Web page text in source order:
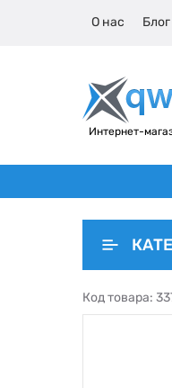
О нас Блог
Интернет-
Код товара: